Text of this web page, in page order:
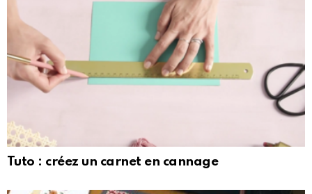
Tuto : créez un carnet en cannage